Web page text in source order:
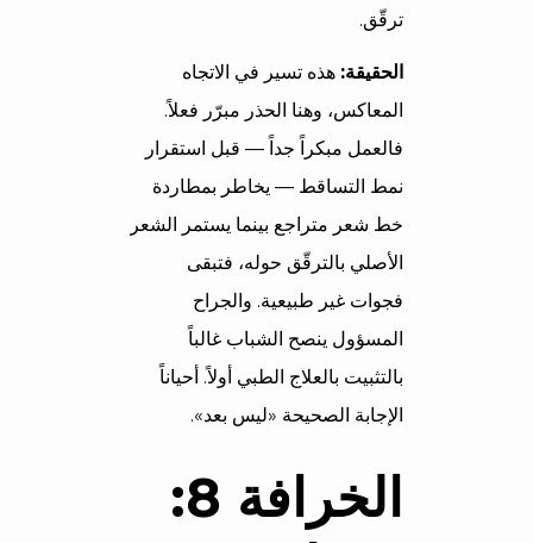
ترقّق.
الحقيقة: هذه تسير في الاتجاه
المعاكس، وهنا الحذر مبرّر فعلاً.
فالعمل مبكراً جداً — قبل استقرار
نمط التساقط — يخاطر بمطاردة
خط شعر متراجع بينما يستمر الشعر
الأصلي بالترقّق حوله، فتبقى
فجوات غير طبيعية. والجراح
المسؤول ينصح الشباب غالباً
بالتثبيت بالعلاج الطبي أولاً. أحياناً
الإجابة الصحيحة «ليس بعد».
الخرافة 8: